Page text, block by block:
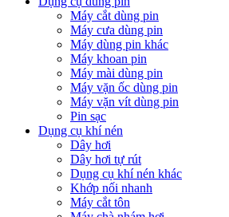
Máy cắt dùng pin
Máy cưa dùng pin
Máy dùng pin khác
Máy khoan pin
Máy mài dùng pin
Máy vặn ốc dùng pin
Máy vặn vít dùng pin
Pin sạc
Dụng cụ khí nén
Dây hơi
Dây hơi tự rút
Dụng cụ khí nén khác
Khớp nối nhanh
Máy cắt tôn